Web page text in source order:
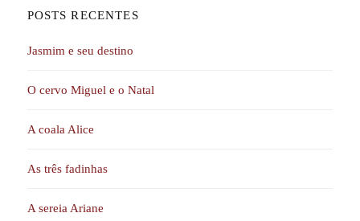
POSTS RECENTES
Jasmim e seu destino
O cervo Miguel e o Natal
A coala Alice
As três fadinhas
A sereia Ariane